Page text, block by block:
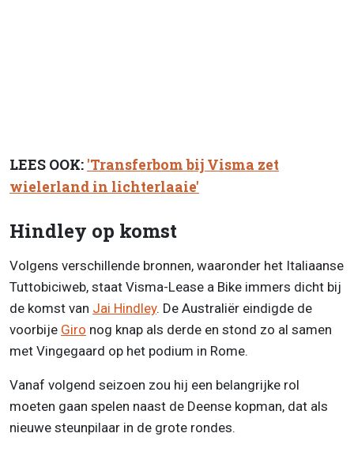
LEES OOK: 'Transferbom bij Visma zet
wielerland in lichterlaaie'
Hindley op komst
Volgens verschillende bronnen, waaronder het Italiaanse
Tuttobiciweb, staat Visma-Lease a Bike immers dicht bij
de komst van Jai Hindley. De Australiër eindigde de
voorbije Giro nog knap als derde en stond zo al samen
met Vingegaard op het podium in Rome.
Vanaf volgend seizoen zou hij een belangrijke rol
moeten gaan spelen naast de Deense kopman, dat als
nieuwe steunpilaar in de grote rondes.